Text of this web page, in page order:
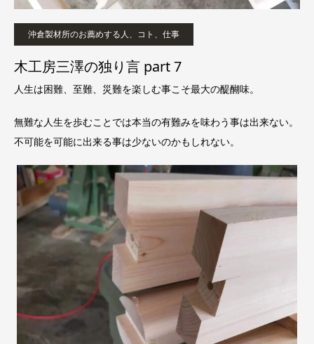
沖倉製材所のお薦めする人、コト、仕事
木工房三澤の独り言 part 7
人生は困難、至難、災難を楽しむ事こそ最大の醍醐味。
無難な人生を歩むことでは本当の有難みを味わう事は出来ない。
不可能を可能に出来る事は少ないのかもしれない。